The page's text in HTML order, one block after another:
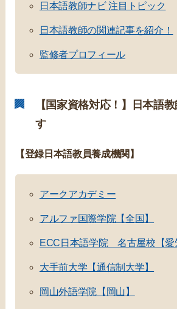
日本語教師ナビ 注目トピック
日本語教師の関連記事を紹介！
監修者プロフィール
【国家資格対応！】日本語
す
【登録日本語教員養成機関】
アークアカデミー
アルファ国際学院【全国】
ECC日本語学院 名古屋校【愛
大手前大学【通信制大学】
岡山外語学院【岡山】